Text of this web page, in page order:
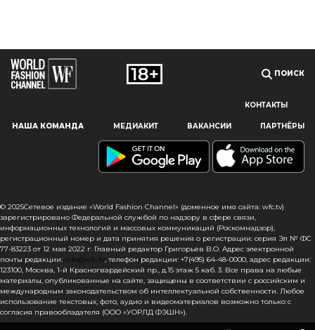
Наш сайт использует файлы cookie и похожие технологии,
пользователям, предоставляя персонализированную
информацию, запоминая предпочтения в области
сайта, вы подтверждаете свое согласие на использование
файлов cookie в соответствии с настоящим уведомлением
в отношении данного типа файлов. Если вы не согласны
с тем, чтобы мы использовали данный тип файлов,
то вы должны соответствующим образом установить
настройки вашего браузера или не использовать сайт wfc.tv
ПОИСК
КОНТАКТЫ
НАША КОМАНДА МЕДИАКИТ ВАКАНСИИ ПАРТНЁРЫ
© 2025Сетевое издание «World Fashion Channel» (доменное имя сайта: wfc.tv)
зарегистрировано Федеральной службой по надзору в сфере связи,
информационных технологий и массовых коммуникаций (Роскомнадзор),
регистрационный номер и дата принятия решения о регистрации: серия Эл № ФС
77-83223 от 12 мая 2022 г. Главный редактор Григорьев В.О. Адрес электронной
почты редакции: info@wfc.tv, телефон редакции: +7(495) 64-48-0000, адрес редакции:
123100, Москва, 1-й Красногвардейский пр., д.15 этаж 5 каб. 3. Все права на любые
материалы, опубликованные на сайте, защищены в соответствии с российским и
международным законодательством об интеллектуальной собственности. Любое
использование текстовых, фото, аудио и видеоматериалов возможно только с
согласия правообладателя (ООО «УОРЛД ФЭШН»).